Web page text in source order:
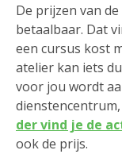
De prijzen van
betaalbaar. Dat
een cursus kost
atelier kan iets
voor jou wordt
der vind je de
ook de prijs.